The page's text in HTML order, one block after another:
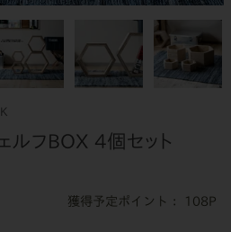
ルフBOX 4個セット
108